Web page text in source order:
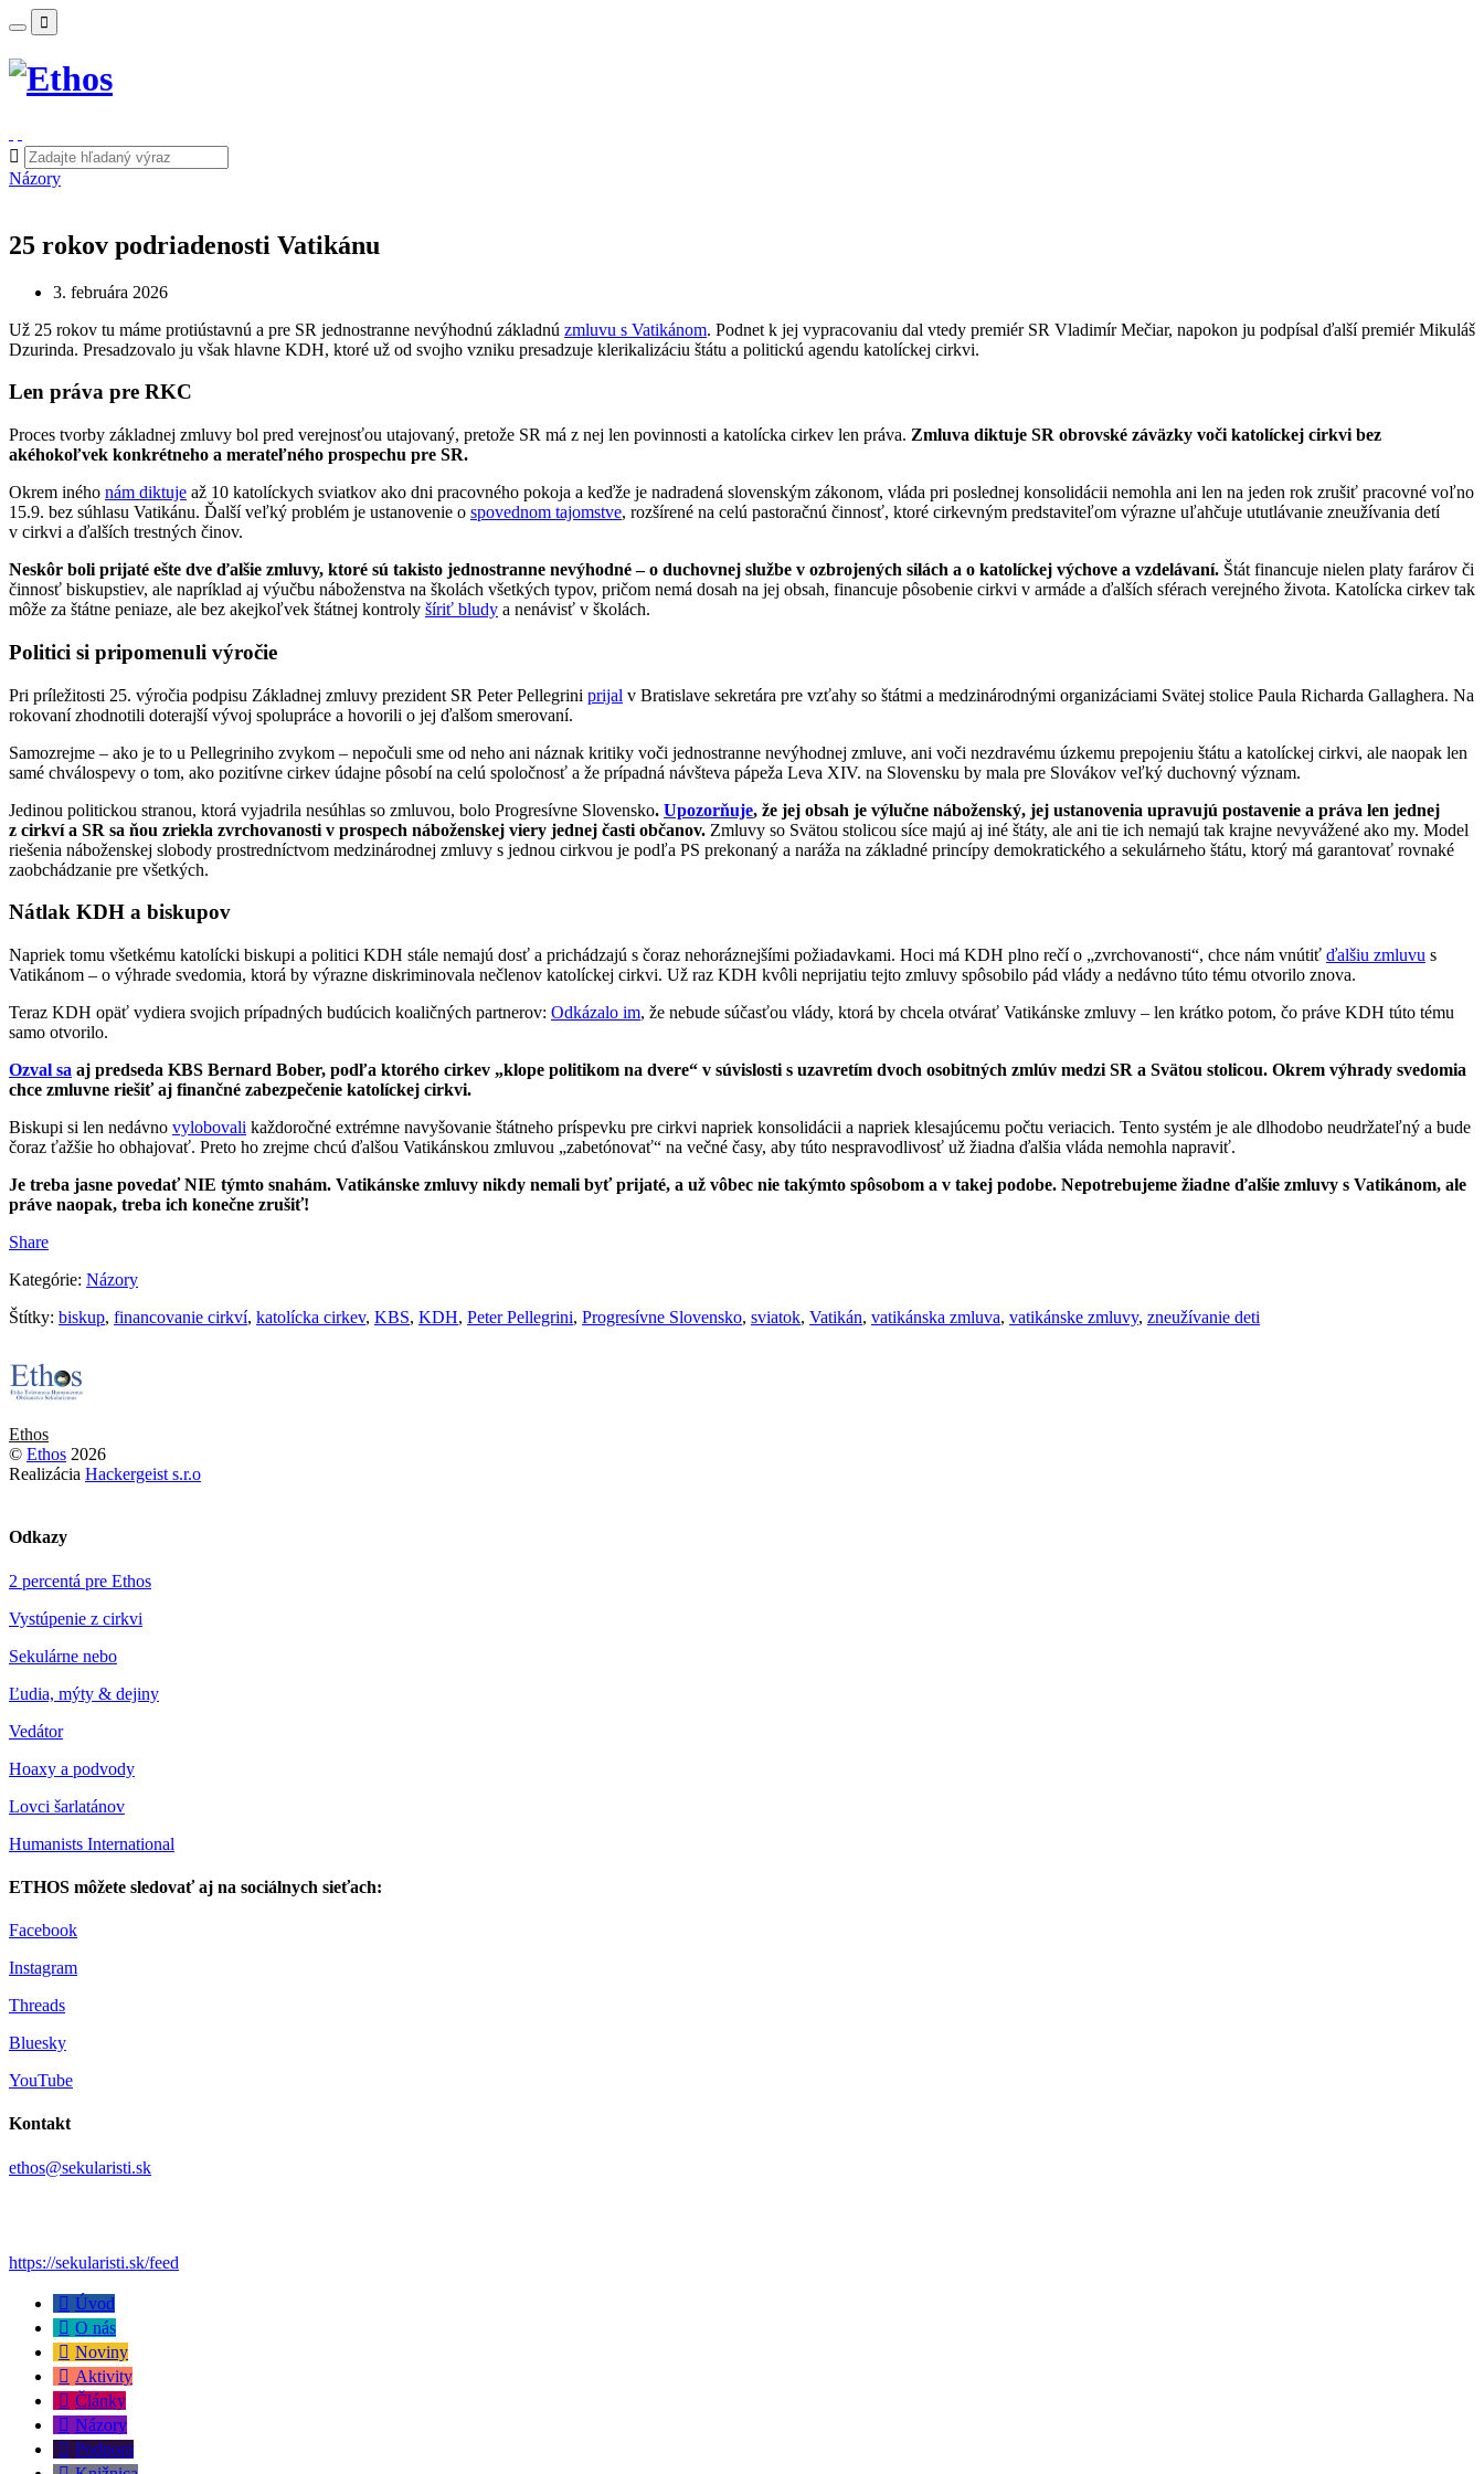
Názory
25 rokov podriadenosti Vatikánu
3. februára 2026
Už 25 rokov tu máme protiústavnú a pre SR jednostranne nevýhodnú základnú zmluvu s Vatikánom. Podnet k jej vypracovaniu dal vtedy premiér SR Vladimír Mečiar, napokon ju podpísal ďalší premiér Mikuláš
Dzurinda. Presadzovalo ju však hlavne KDH, ktoré už od svojho vzniku presadzuje klerikalizáciu štátu a politickú agendu katolíckej cirkvi.
Len práva pre RKC
Proces tvorby základnej zmluvy bol pred verejnosťou utajovaný, pretože SR má z nej len povinnosti a katolícka cirkev len práva. Zmluva diktuje SR obrovské záväzky voči katolíckej cirkvi bez
akéhokoľvek konkrétneho a merateľného prospechu pre SR.
Okrem iného nám diktuje až 10 katolíckych sviatkov ako dni pracovného pokoja a keďže je nadradená slovenským zákonom, vláda pri poslednej konsolidácii nemohla ani len na jeden rok zrušiť pracovné voľno
15.9. bez súhlasu Vatikánu. Ďalší veľký problém je ustanovenie o spovednom tajomstve, rozšírené na celú pastoračnú činnosť, ktoré cirkevným predstaviteľom výrazne uľahčuje ututlávanie zneužívania detí
v cirkvi a ďalších trestných činov.
Neskôr boli prijaté ešte dve ďalšie zmluvy, ktoré sú takisto jednostranne nevýhodné – o duchovnej službe v ozbrojených silách a o katolíckej výchove a vzdelávaní. Štát financuje nielen platy farárov či
činnosť biskupstiev, ale napríklad aj výučbu náboženstva na školách všetkých typov, pričom nemá dosah na jej obsah, financuje pôsobenie cirkvi v armáde a ďalších sférach verejného života. Katolícka cirkev tak
môže za štátne peniaze, ale bez akejkoľvek štátnej kontroly šíriť bludy a nenávisť v školách.
Politici si pripomenuli výročie
Pri príležitosti 25. výročia podpisu Základnej zmluvy prezident SR Peter Pellegrini prijal v Bratislave sekretára pre vzťahy so štátmi a medzinárodnými organizáciami Svätej stolice Paula Richarda Gallaghera. Na
rokovaní zhodnotili doterajší vývoj spolupráce a hovorili o jej ďalšom smerovaní.
Samozrejme – ako je to u Pellegriniho zvykom – nepočuli sme od neho ani náznak kritiky voči jednostranne nevýhodnej zmluve, ani voči nezdravému úzkemu prepojeniu štátu a katolíckej cirkvi, ale naopak len
samé chválospevy o tom, ako pozitívne cirkev údajne pôsobí na celú spoločnosť a že prípadná návšteva pápeža Leva XIV. na Slovensku by mala pre Slovákov veľký duchovný význam.
Jedinou politickou stranou, ktorá vyjadrila nesúhlas so zmluvou, bolo Progresívne Slovensko. Upozorňuje, že jej obsah je výlučne náboženský, jej ustanovenia upravujú postavenie a práva len jednej
z cirkví a SR sa ňou zriekla zvrchovanosti v prospech náboženskej viery jednej časti občanov. Zmluvy so Svätou stolicou síce majú aj iné štáty, ale ani tie ich nemajú tak krajne nevyvážené ako my. Model
riešenia náboženskej slobody prostredníctvom medzinárodnej zmluvy s jednou cirkvou je podľa PS prekonaný a naráža na základné princípy demokratického a sekulárneho štátu, ktorý má garantovať rovnaké
zaobchádzanie pre všetkých.
Nátlak KDH a biskupov
Napriek tomu všetkému katolícki biskupi a politici KDH stále nemajú dosť a prichádzajú s čoraz nehoráznejšími požiadavkami. Hoci má KDH plno rečí o „zvrchovanosti“, chce nám vnútiť ďalšiu zmluvu s
Vatikánom – o výhrade svedomia, ktorá by výrazne diskriminovala nečlenov katolíckej cirkvi. Už raz KDH kvôli neprijatiu tejto zmluvy spôsobilo pád vlády a nedávno túto tému otvorilo znova.
Teraz KDH opäť vydiera svojich prípadných budúcich koaličných partnerov: Odkázalo im, že nebude súčasťou vlády, ktorá by chcela otvárať Vatikánske zmluvy – len krátko potom, čo práve KDH túto tému
samo otvorilo.
Ozval sa aj predseda KBS Bernard Bober, podľa ktorého cirkev „klope politikom na dvere“ v súvislosti s uzavretím dvoch osobitných zmlúv medzi SR a Svätou stolicou. Okrem výhrady svedomia
chce zmluvne riešiť aj finančné zabezpečenie katolíckej cirkvi.
Biskupi si len nedávno vylobovali každoročné extrémne navyšovanie štátneho príspevku pre cirkvi napriek konsolidácii a napriek klesajúcemu počtu veriacich. Tento systém je ale dlhodobo neudržateľný a bude
čoraz ťažšie ho obhajovať. Preto ho zrejme chcú ďalšou Vatikánskou zmluvou „zabetónovať“ na večné časy, aby túto nespravodlivosť už žiadna ďalšia vláda nemohla napraviť.
Je treba jasne povedať NIE týmto snahám. Vatikánske zmluvy nikdy nemali byť prijaté, a už vôbec nie takýmto spôsobom a v takej podobe. Nepotrebujeme žiadne ďalšie zmluvy s Vatikánom, ale
práve naopak, treba ich konečne zrušiť!
Share
Kategórie: Názory
Štítky: biskup, financovanie cirkví, katolícka cirkev, KBS, KDH, Peter Pellegrini, Progresívne Slovensko, sviatok, Vatikán, vatikánska zmluva, vatikánske zmluvy, zneužívanie deti
Ethos
© Ethos 2026
Realizácia Hackergeist s.r.o
Odkazy
2 percentá pre Ethos
Vystúpenie z cirkvi
Sekulárne nebo
Ľudia, mýty & dejiny
Vedátor
Hoaxy a podvody
Lovci šarlatánov
Humanists International
ETHOS môžete sledovať aj na sociálnych sieťach:
Facebook
Instagram
Threads
Bluesky
YouTube
Kontakt
ethos@sekularisti.sk
https://sekularisti.sk/feed
Úvod
O nás
Noviny
Aktivity
Články
Názory
Podpora